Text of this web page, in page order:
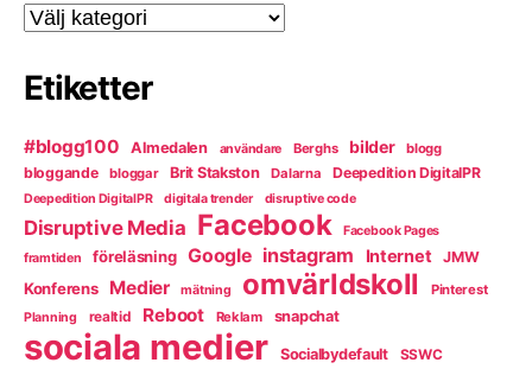
Kategorier
Etiketter
#blogg100 Almedalen användare Berghs bilder blogg
bloggande bloggar Brit Stakston Dalarna Deepedition DigitalPR
Deepedition DigitalPR digitala trender disruptive code
Disruptive Media Facebook
Facebook Pages
framtiden
föreläsning Google instagram Internet JMW
Konferens Medier mätning omvärldskoll Pinterest
Planning realtid Reboot Reklam snapchat
sociala medier Socialbydefault SSWC